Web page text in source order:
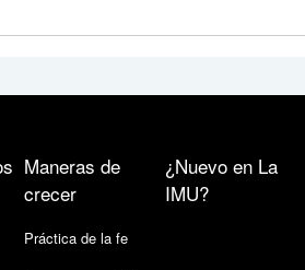
Maneras de
crecer
Práctica de la fe
¿Nuevo en La
IMU?